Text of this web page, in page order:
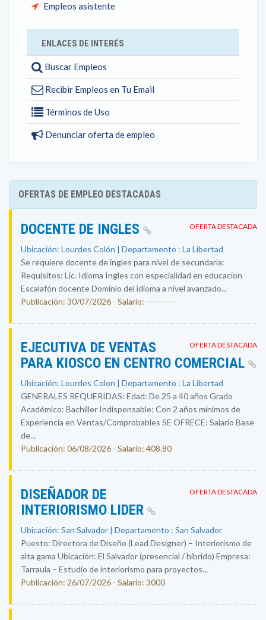
Empleos asistente
ENLACES DE INTERÉS
Buscar Empleos
Recibir Empleos en Tu Email
Términos de Uso
Denunciar oferta de empleo
OFERTAS DE EMPLEO DESTACADAS
OFERTA DESTACADA
DOCENTE DE INGLES
Ubicación: Lourdes Colón | Departamento : La Libertad
Se requiere docente de ingles para nivel de secundaria:
Requisitos: Lic. Idioma Ingles con especialidad en educacion
Escalafón docente Dominio del idioma a nivel avanzado...
Publicación: 30/07/2026 - Salario: ----------
OFERTA DESTACADA
EJECUTIVA DE VENTAS
PARA KIOSCO EN CENTRO COMERCIAL
Ubicación: Lourdes Colon | Departamento : La Libertad
GENERALES REQUERIDAS: Edad: De 25 a 40 años Grado
Académico: Bachiller Indispensable: Con 2 años mínimos de
Experiencia en Ventas/Comprobables SE OFRECE: Salario Base
de...
Publicación: 06/08/2026 - Salario: 408.80
OFERTA DESTACADA
DISEÑADOR DE
INTERIORISMO LIDER
Ubicación: San Salvador | Departamento : San Salvador
Puesto: Directora de Diseño (Lead Designer) – Interiorismo de
alta gama Ubicación: El Salvador (presencial / híbrido) Empresa:
Tarraula – Estudio de interiorismo para proyectos...
Publicación: 26/07/2026 - Salario: 3000